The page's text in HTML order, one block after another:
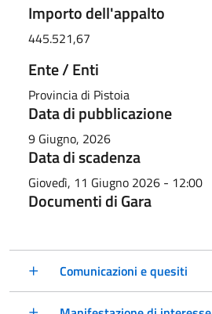
Importo dell'appalto
445.521,67
Ente / Enti
Provincia di Pistoia
Data di pubblicazione
9 Giugno, 2026
Data di scadenza
Giovedì, 11 Giugno 2026 - 12:00
Documenti di Gara
Comunicazioni e quesiti